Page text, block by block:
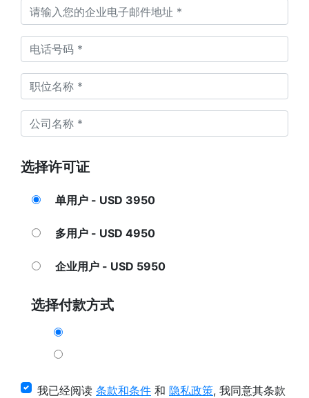
选择许可证
单用户 - USD 3950
多用户 - USD 4950
企业用户 - USD 5950
选择付款方式
我已经阅读 条款和条件 和 隐私政策, 我同意其条款